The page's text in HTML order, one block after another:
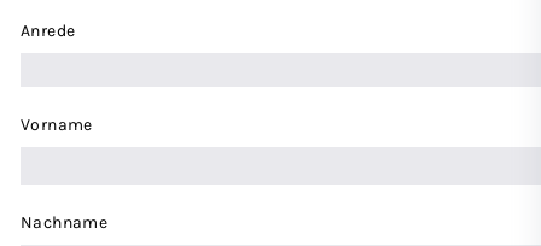
Anrede
Vorname
Nachname